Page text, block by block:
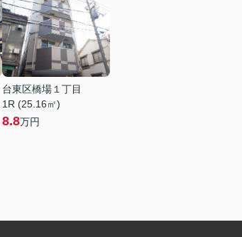
台東区橋場１丁目
1R (25.16㎡)
8.8万円